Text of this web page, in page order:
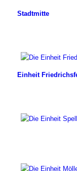
Stadtmitte
Einheit